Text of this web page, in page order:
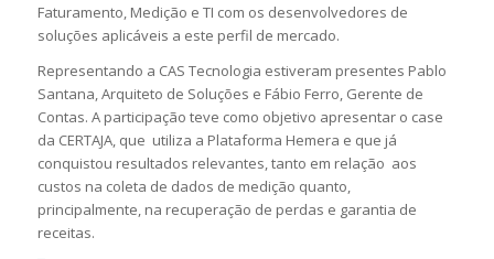
Faturamento, Medição e TI com os desenvolvedores de
soluções aplicáveis a este perfil de mercado.
Representando a CAS Tecnologia estiveram presentes Pablo
Santana, Arquiteto de Soluções e Fábio Ferro, Gerente de
Contas. A participação teve como objetivo apresentar o case
da CERTAJA, que utiliza a Plataforma Hemera e que já
conquistou resultados relevantes, tanto em relação aos
custos na coleta de dados de medição quanto,
principalmente, na recuperação de perdas e garantia de
receitas.